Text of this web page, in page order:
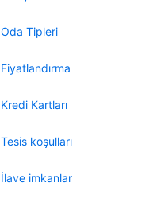
Oda Tipleri
Fiyatlandırma
Kredi Kartları
Tesis koşulları
İlave imkanlar